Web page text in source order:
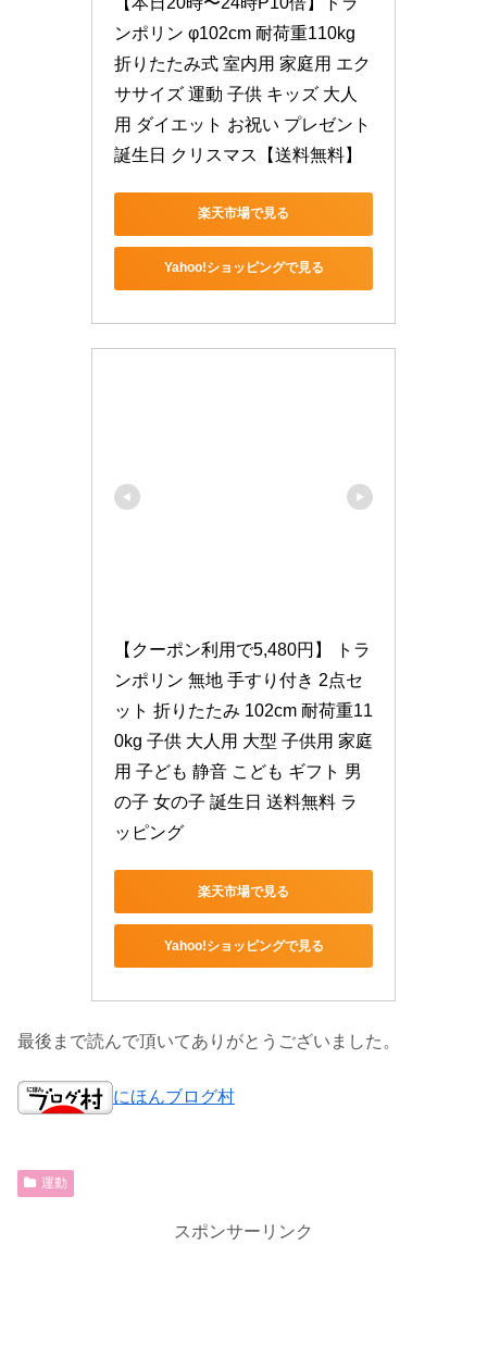
ンポリン φ102cm 耐荷重110kg
折りたたみ式 室内用 家庭用 エク
ササイズ 運動 子供 キッズ 大人
用 ダイエット お祝い プレゼント
誕生日 クリスマス【送料無料】
楽天市場で見る
Yahoo!ショッピングで見る
【クーポン利用で5,480円】 トラ
ンポリン 無地 手すり付き 2点セ
ット 折りたたみ 102cm 耐荷重11
0kg 子供 大人用 大型 子供用 家庭
用 子ども 静音 こども ギフト 男
の子 女の子 誕生日 送料無料 ラ
ッピング
楽天市場で見る
Yahoo!ショッピングで見る
最後まで読んで頂いてありがとうございました。
にほんブログ村
運動
スポンサーリンク